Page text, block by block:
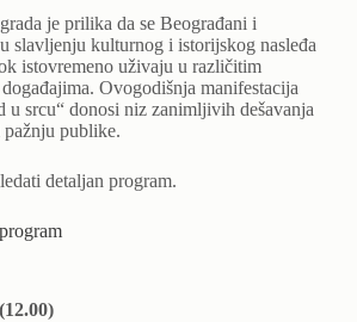
je prilika da se Beograđani i
slavljenju kulturnog i istorijskog nasleđa
istovremeno uživaju u različitim
Ovogodišnja manifestacija
u srcu“ donosi niz zanimljivih dešavanja
publike.
detaljan program.